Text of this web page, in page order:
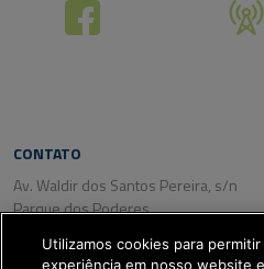
CONTATO
Av. Waldir dos Santos Pereira, s/n
Parque dos Poderes
Campo Grande/ MS
Utilizamos cookies para
experiência em nosso website